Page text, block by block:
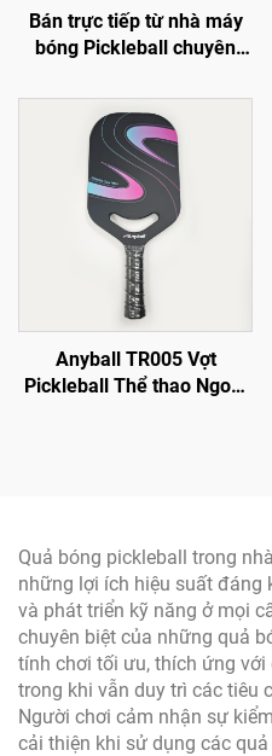
Bán trực tiếp từ nhà máy
bóng Pickleball chuyên
PE
Anyball TR005 Vợt
Pickleball Thể thao Ngoài
Quả bóng pickleball trong
những lợi ích hiệu suất đáng
và phát triển kỹ năng ở mọi
chuyên biệt của những quả
tính chơi tối ưu, thích ứng
trong khi vẫn duy trì các tiêu
Người chơi cảm nhận sự
cải thiện khi sử dụng các